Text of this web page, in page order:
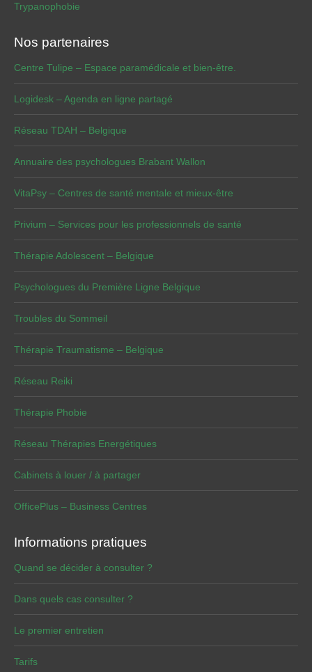
Trypanophobie
Nos partenaires
Centre Tulipe – Espace paramédicale et bien-être.
Logidesk – Agenda en ligne partagé
Réseau TDAH – Belgique
Annuaire des psychologues Brabant Wallon
VitaPsy – Centres de santé mentale et mieux-être
Privium – Services pour les professionnels de santé
Thérapie Adolescent – Belgique
Psychologues du Première Ligne Belgique
Troubles du Sommeil
Thérapie Traumatisme – Belgique
Réseau Reiki
Thérapie Phobie
Réseau Thérapies Energétiques
Cabinets à louer / à partager
OfficePlus – Business Centres
Informations pratiques
Quand se décider à consulter ?
Dans quels cas consulter ?
Le premier entretien
Tarifs